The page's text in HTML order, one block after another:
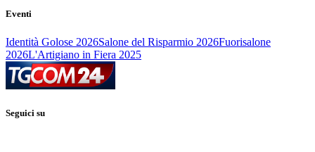
Eventi
Identità Golose 2026Salone del Risparmio 2026Fuorisalone
2026L'Artigiano in Fiera 2025
Seguici su